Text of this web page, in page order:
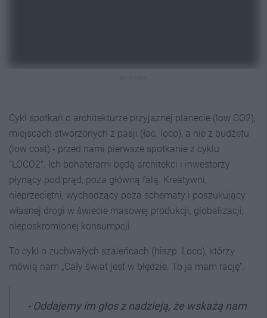
Cykl spotkań o architekturze przyjaznej planecie (low CO2),
miejscach stworzonych z pasji (łac. loco), a nie z budżetu
(low cost) - przed nami pierwsze spotkanie z cyklu
"LOCO2". Ich bohaterami będą architekci i inwestorzy
płynący pod prąd, poza główną falą. Kreatywni,
nieprzeciętni, wychodzący poza schematy i poszukujący
własnej drogi w świecie masowej produkcji, globalizacji,
nieposkromionej konsumpcji.
To cykl o zuchwałych szaleńcach (hiszp. Loco), którzy
mówią nam „Cały świat jest w błędzie. To ja mam rację”.
- Oddajemy im głos z nadzieją, że wskażą nam